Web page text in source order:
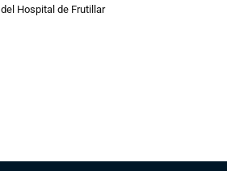
del Hospital de Frutillar